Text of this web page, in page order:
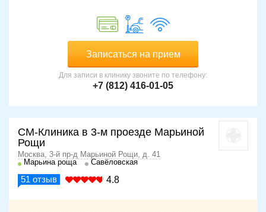
Записаться на прием
Для записи в клинику звоните по телефону:
+7 (812) 416-01-05
СМ-Клиника в 3-м проезде Марьиной
Рощи
Москва, 3-й пр-д Марьиной Рощи, д. 41
Марьина роща
Савёловская
51 отзыв 4.8